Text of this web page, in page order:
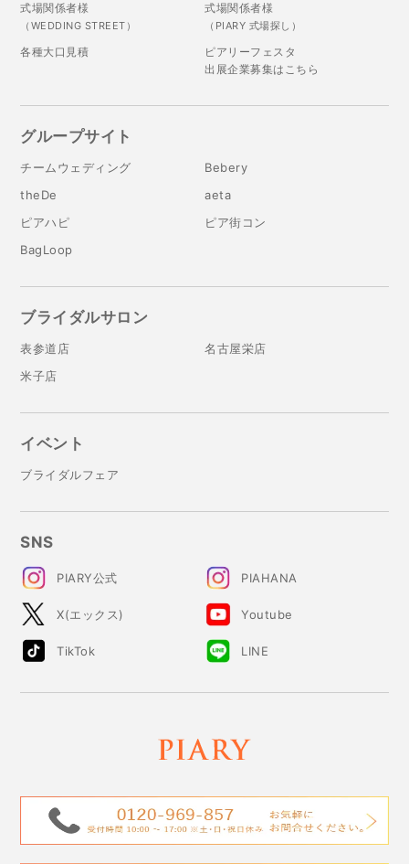
式場関係者様
（WEDDING STREET）
式場関係者様
（PIARY 式場探し）
各種大口見積
ピアリーフェスタ
出展企業募集はこちら
グループサイト
チームウェディング
Bebery
theDe
aeta
ピアハピ
ピア街コン
BagLoop
ブライダルサロン
表参道店
名古屋栄店
米子店
イベント
ブライダルフェア
SNS
PIARY公式 PIAHANA
X(エックス) Youtube
TikTok LINE